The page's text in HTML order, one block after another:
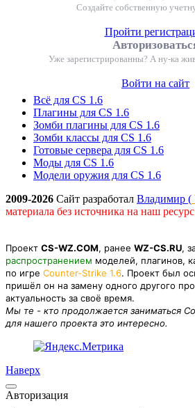
Создайте собственную
Пройти
Уже зарегистрированны? А ну-ка
Войти на сайт
Всё для CS 1.6
Плагины для CS 1.6
Зомби плагины для CS 1.6
Зомби классы для CS 1.6
Готовые сервера для CS 1.6
Моды для CS 1.6
Модели оружия для CS 1.6
2009-2026 Сайт разработал Владимир (
материала без источника на наш
Проект CS-WZ.COM, ранее WZ-CS.RU,
распространением моделей, плагинов,
по игре Counter-Strike 1.6. Проект был
пришёл он на замену одного другого
актуальность за своё время.
Мы те - кто продолжается заниматься
для нашего проекта это интересно.
Наверх
Авторизация